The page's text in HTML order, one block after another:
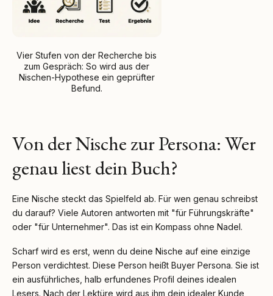
Vier Stufen von der Recherche bis
zum Gespräch: So wird aus der
Nischen-Hypothese ein geprüfter
Befund.
Von der Nische zur Persona: Wer
genau liest dein Buch?
Eine Nische steckt das Spielfeld ab. Für wen genau schreibst
du darauf? Viele Autoren antworten mit "für Führungskräfte"
oder "für Unternehmer". Das ist ein Kompass ohne Nadel.
Scharf wird es erst, wenn du deine Nische auf eine einzige
Person verdichtest. Diese Person heißt Buyer Persona. Sie ist
ein ausführliches, halb erfundenes Profil deines idealen
Lesers. Nach der Lektüre wird aus ihm dein idealer Kunde